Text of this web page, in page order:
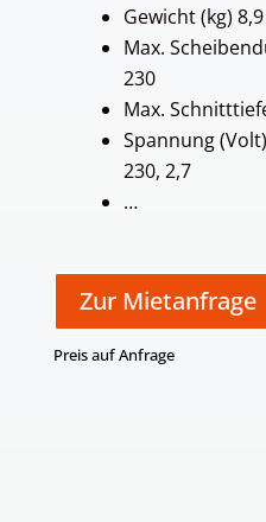
Gewicht (kg) 8,9
Max.
230
Max.
Spannung
230, 2,7
…
Zur Mietanfrage
Preis auf Anfrage